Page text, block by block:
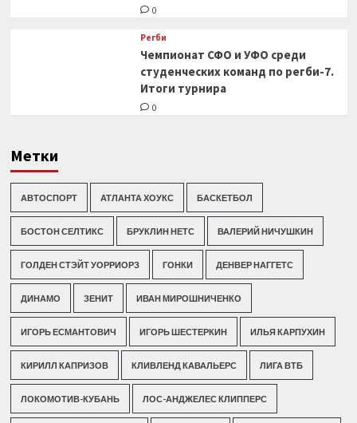
0
Регби
Чемпионат СФО и УФО среди
студенческих команд по регби-7.
Итоги турнира
0
Метки
АВТОСПОРТ АТЛАНТА ХОУКС БАСКЕТБОЛ
БОСТОН СЕЛТИКС БРУКЛИН НЕТС ВАЛЕРИЙ НИЧУШКИН
ГОЛДЕН СТЭЙТ УОРРИОРЗ ГОНКИ ДЕНВЕР НАГГЕТС
ДИНАМО ЗЕНИТ ИВАН МИРОШНИЧЕНКО
ИГОРЬ ЕСМАНТОВИЧ ИГОРЬ ШЕСТЕРКИН ИЛЬЯ КАРПУХИН
КИРИЛЛ КАПРИЗОВ КЛИВЛЕНД КАВАЛЬЕРС ЛИГА ВТБ
ЛОКОМОТИВ-КУБАНЬ ЛОС-АНДЖЕЛЕС КЛИППЕРС